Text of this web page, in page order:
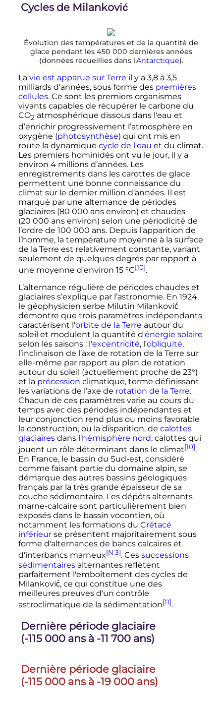
Cycles de Milanković
Évolution des températures et de la quantité de
glace pendant les 450 000 dernièresannées
(données recueillies dans l'Antarctique).
La vie est apparue sur Terre il y a 3,8 à 3,5
milliardsd’années, sous forme des premières
cellules. Ce sont les premiers organismes
vivants capables de récupérer le carbone du
CO2 atmosphérique dissous dans l'eau et
d’enrichir progressivement l’atmosphère en
oxygène (photosynthèse) qui ont mis en
route la dynamique cycle de l'eau et du climat.
Les premiers hominidés ont vu le jour, il y a
environ 4 millionsd’années. Les
enregistrements dans les carottes de glace
permettent une bonne connaissance du
climat sur le dernier million d’années. Il est
marqué par une alternance de périodes
glaciaires (80 000 ansenviron) et chaudes
(20 000 ansenviron) selon une périodicité de
l’ordre de 100 000 ans. Depuis l’apparition de
l’homme, la température moyenne à la surface
de la Terre est relativement constante, variant
seulement de quelques degrés par rapport à
une moyenne d’environ 15 °C[10].
L’alternance régulière de périodes chaudes et
glaciaires s’explique par l’astronomie. En 1924,
le géophysicien serbe Milutin Milanković
démontre que trois paramètres indépendants
caractérisent l'orbite de la Terre autour du
soleil et modulent la quantité d'énergie solaire
selon les saisons : l'excentricité, l'obliquité,
l’inclinaison de l’axe de rotation de la Terre sur
elle-même par rapport au plan de rotation
autour du soleil (actuellement proche de 23°)
et la précession climatique, terme définissant
les variations de l’axe de rotation de la Terre.
Chacun de ces paramètres varie au cours du
temps avec des périodes indépendantes et
leur conjonction rend plus ou moins favorable
la construction, ou la disparition, de calottes
glaciairesdans l'hémisphère nord, calottes qui
jouent un rôle déterminant dans le climat[10].
En France, le bassin du Sud-est, considéré
comme faisant partie du domaine alpin, se
démarque des autres bassins géologiques
français par la très grande épaisseur de sa
couche sédimentaire. Les dépôts alternants
marne-calcaire sont particulièrement bien
exposés dans le bassin vocontien, où
notamment les formations du Crétacé
inférieurse présentent majoritairement sous
forme d'alternances de bancs calcaires et
d'interbancs marneux[N 3]. Ces successions
sédimentairesalternantes reflètent
parfaitement l'emboîtement des cycles de
Milanković, ce qui constitue une des
meilleures preuves d'un contrôle
astroclimatique de la sédimentation[11].
Dernière période glaciaire
(-115 000 ansà -11 700 ans)
Dernière période glaciaire
(-115 000 ansà -19 000 ans)